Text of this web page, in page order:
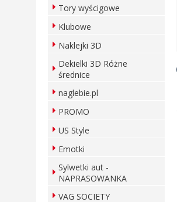
Tory wyścigowe
Klubowe
Naklejki 3D
Dekielki 3D Różne
średnice
naglebie.pl
PROMO
US Style
Emotki
Sylwetki aut -
NAPRASOWANKA
VAG SOCIETY
Plaster Audi - 4 sztuki
12.00 zł